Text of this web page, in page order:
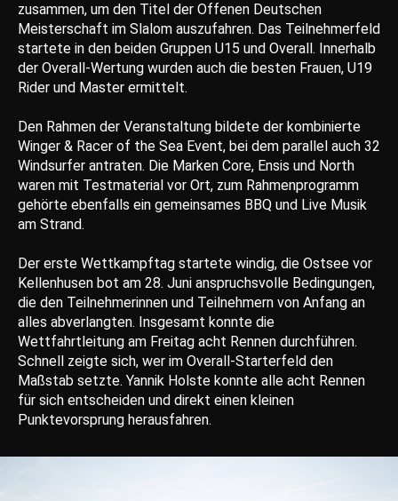
zusammen, um den Titel der Offenen Deutschen
Meisterschaft im Slalom auszufahren. Das Teilnehmerfeld
startete in den beiden Gruppen U15 und Overall. Innerhalb
der Overall-Wertung wurden auch die besten Frauen, U19
Rider und Master ermittelt.
Den Rahmen der Veranstaltung bildete der kombinierte
Winger & Racer of the Sea Event, bei dem parallel auch 32
Windsurfer antraten. Die Marken Core, Ensis und North
waren mit Testmaterial vor Ort, zum Rahmenprogramm
gehörte ebenfalls ein gemeinsames BBQ und Live Musik
am Strand.
Der erste Wettkampftag startete windig, die Ostsee vor
Kellenhusen bot am 28. Juni anspruchsvolle Bedingungen,
die den Teilnehmerinnen und Teilnehmern von Anfang an
alles abverlangten. Insgesamt konnte die
Wettfahrtleitung am Freitag acht Rennen durchführen.
Schnell zeigte sich, wer im Overall-Starterfeld den
Maßstab setzte. Yannik Holste konnte alle acht Rennen
für sich entscheiden und direkt einen kleinen
Punktevorsprung herausfahren.